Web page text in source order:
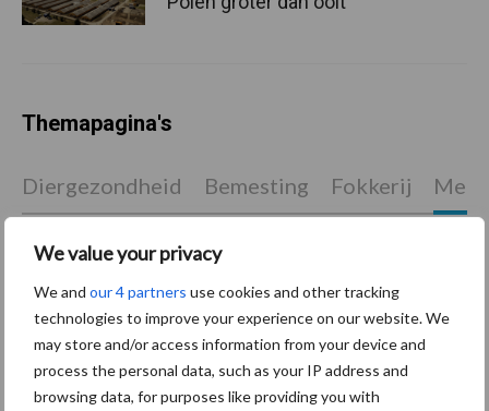
We value your privacy
We and our 4 partners use cookies and other tracking
technologies to improve your experience on our website. We
may store and/or access information from your device and
process the personal data, such as your IP address and
browsing data, for purposes like providing you with
Themapagina's
Diergezondheid Bemesting Fokkerij
Bedrijfsnieuws
Ligbox &
Voerhekken